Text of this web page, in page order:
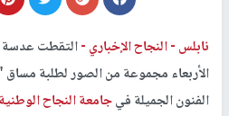
نابلس -النجاح الإخباري -التقطت عدسة
الأربعاء مجموعة من الصور لطلبة
الفنون الجميلة فيجامعة النجاح الوطنية